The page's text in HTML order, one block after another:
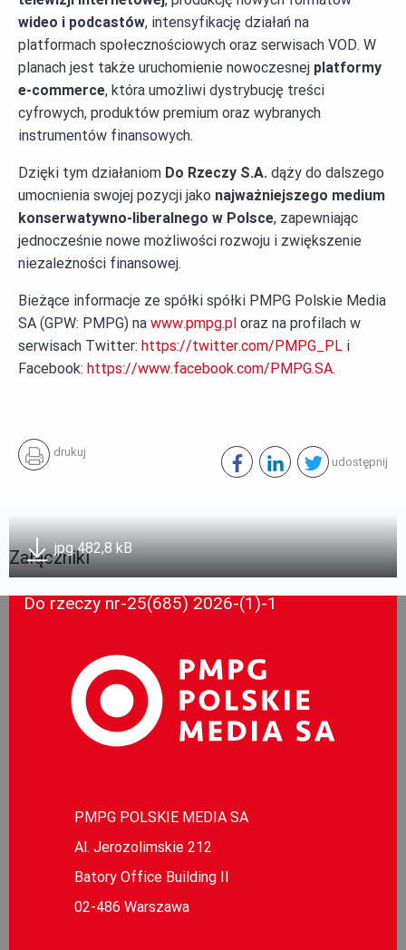
wideo i podcastów, intensyfikację działań na
platformach społecznościowych oraz serwisach VOD. W
planach jest także uruchomienie nowoczesnej platformy
e-commerce, która umożliwi dystrybucję treści
cyfrowych, produktów premium oraz wybranych
instrumentów finansowych.
Dzięki tym działaniom Do Rzeczy S.A. dąży do dalszego
umocnienia swojej pozycji jako najważniejszego medium
konserwatywno-liberalnego w Polsce, zapewniając
jednocześnie nowe możliwości rozwoju i zwiększenie
niezależności finansowej.
Bieżące informacje ze spółki spółki PMPG Polskie Media
SA (GPW: PMPG) na www.pmpg.pl oraz na profilach w
serwisach Twitter: https://twitter.com/PMPG_PL i
Facebook: https://www.facebook.com/PMPG.SA.
drukuj
udostępnij
Załączniki
Do rzeczy nr-25(685) 2026-(1)-1
jpg 482,8 kB
PMPG POLSKIE MEDIA SA
Al. Jerozolimskie 212
Batory Office Building II
02-486 Warszawa